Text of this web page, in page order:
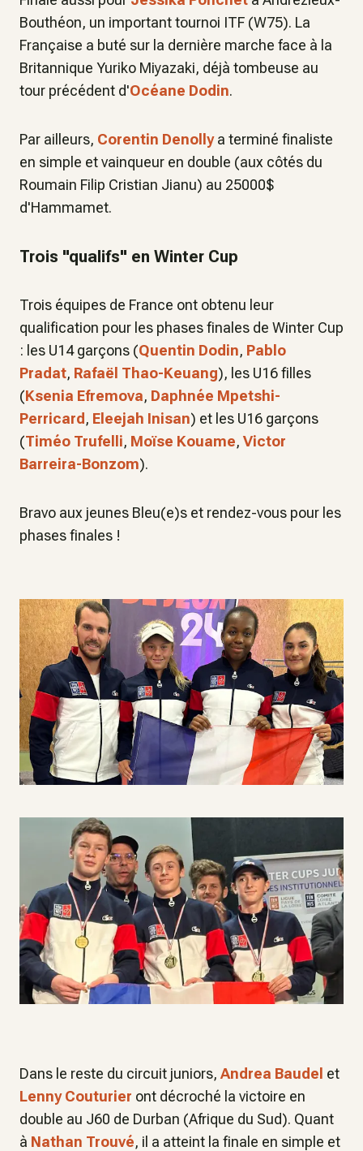
Bouthéon, un important tournoi ITF (W75). La
Française a buté sur la dernière marche face à la
Britannique Yuriko Miyazaki, déjà tombeuse au
tour précédent d'Océane Dodin.
Par ailleurs, Corentin Denollya terminé finaliste
en simple et vainqueur en double (aux côtés du
Roumain Filip Cristian Jianu) au 25000$
d'Hammamet.
Trois "qualifs" en Winter Cup
Trois équipes de France ont obtenu leur
qualification pour les phases finales de Winter Cup
: les U14 garçons (Quentin Dodin, Pablo
Pradat, Rafaël Thao-Keuang), les U16 filles
(Ksenia Efremova, Daphnée Mpetshi-
Perricard , Eleejah Inisan) et les U16 garçons
(Timéo Trufelli, Moïse Kouame, Victor
Barreira-Bonzom).
Bravo aux jeunes Bleu(e)s et rendez-vous pour les
phases finales !
Dans le reste du circuit juniors, Andrea Baudel et
Lenny Couturier ont décroché la victoire en
double au J60 de Durban (Afrique du Sud). Quant
à Nathan Trouvé, il a atteint la finale en simple et